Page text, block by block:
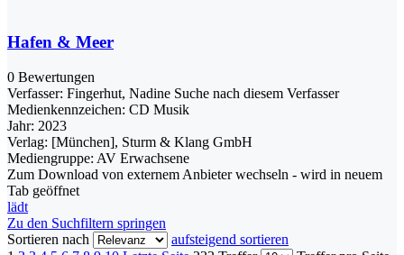
Hafen & Meer
0 Bewertungen
Verfasser: Fingerhut, Nadine Suche nach diesem Verfasser
Medienkennzeichen: CD Musik
Jahr: 2023
Verlag: [München], Sturm & Klang GmbH
Mediengruppe: AV Erwachsene
Zum Download von externem Anbieter wechseln - wird in neuem
Tab geöffnet
lädt
Zu den Suchfiltern springen
Sortieren nach
aufsteigend sortieren